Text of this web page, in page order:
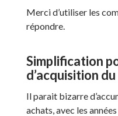
Merci d’utiliser les
répondre.
Simplification
d’acquisition
Il parait bizarre
achats, avec les